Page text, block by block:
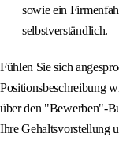
sowie ein
selbstverständlich.
Fühlen Sie sich
Positionsbeschreibung
über den "Bewerben"-
Ihre Gehaltsvorstellung